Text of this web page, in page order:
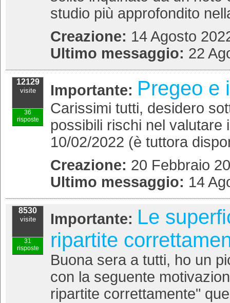
studio più approfondito
Creazione: 14 Agosto
Ultimo messaggio: 22
12129
visite
36
risposte
Importante: Pregeo e
Carissimi tutti, desidero
possibili rischi nel valutare
10/02/2022 (è tuttora
Creazione: 20 Febbraio
Ultimo messaggio: 14
8530
visite
31
risposte
Importante: Le
ripartite
Buona sera a tutti, ho un
con la seguente
ripartite correttamente"